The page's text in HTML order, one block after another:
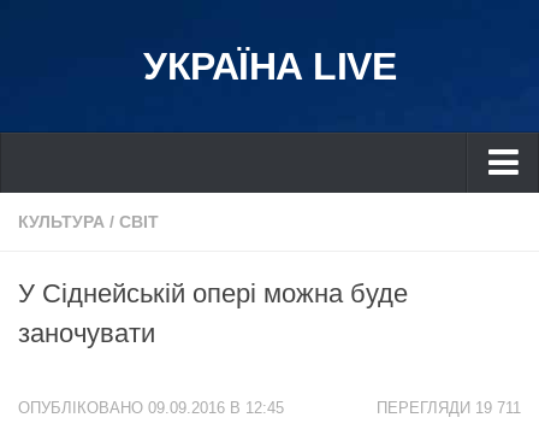
УКРАЇНА LIVE
Україна
Дніпро
Львів
Харків
КУЛЬТУРА / СВІТ
У Сіднейській опері можна буде
заночувати
ПЕРЕГЛЯДИ 19 711
ОПУБЛІКОВАНО 09.09.2016 В 12:45